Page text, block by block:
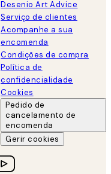
Desenio Art Advice
Serviço de clientes
Acompanhe a sua
encomenda
Condições de compra
Política de
confidencialidade
Cookies
Pedido de
cancelamento de
encomenda
Gerir cookies